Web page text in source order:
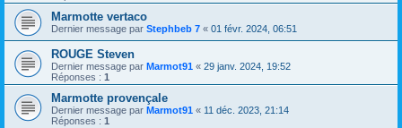
Marmotte vertaco
Dernier message par Stephbeb 7 « 01 févr. 2024, 06:51
ROUGE Steven
Dernier message par Marmot91 « 29 janv. 2024, 19:52
Réponses : 1
Marmotte provençale
Dernier message par Marmot91 « 11 déc. 2023, 21:14
Réponses : 1